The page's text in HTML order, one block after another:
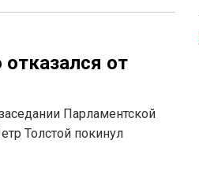
от
Парламентской
Толстой покинул